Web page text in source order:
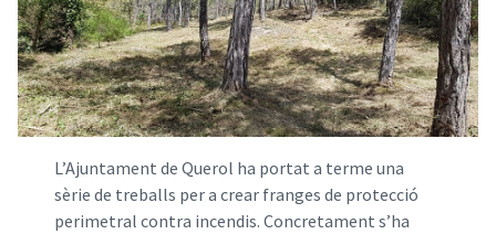
L’Ajuntament de Querol ha portat a terme una
sèrie de treballs per a crear franges de protecció
perimetral contra incendis. Concretament s’ha